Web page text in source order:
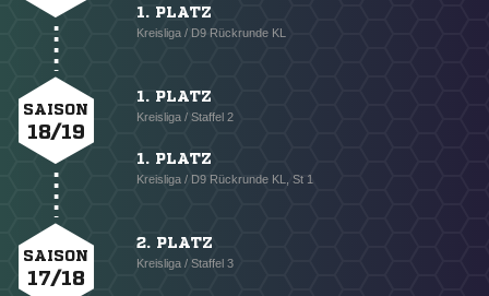
1. PLATZ
Kreisliga / D9 Rückrunde KL
SAISON
18/19
1. PLATZ
Kreisliga / Staffel 2
1. PLATZ
Kreisliga / D9 Rückrunde KL, St 1
SAISON
17/18
2. PLATZ
Kreisliga / Staffel 3